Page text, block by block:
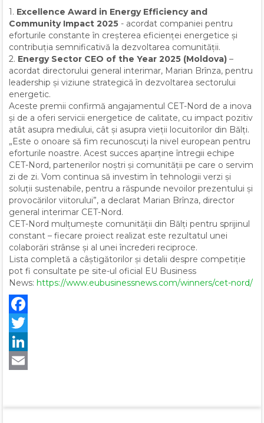
1. Excellence Award in Energy Efficiency and
Community Impact 2025 - acordat companiei pentru
eforturile constante în creșterea eficienței energetice și
contribuția semnificativă la dezvoltarea comunității.
2. Energy Sector CEO of the Year 2025 (Moldova) –
acordat directorului general interimar, Marian Brînza, pentru
leadership și viziune strategică în dezvoltarea sectorului
energetic.
Aceste premii confirmă angajamentul CET-Nord de a inova
și de a oferi servicii energetice de calitate, cu impact pozitiv
atât asupra mediului, cât și asupra vieții locuitorilor din Bălți.
„Este o onoare să fim recunoscuți la nivel european pentru
eforturile noastre. Acest succes aparține întregii echipe
CET-Nord, partenerilor noștri și comunității pe care o servim
zi de zi. Vom continua să investim în tehnologii verzi și
soluții sustenabile, pentru a răspunde nevoilor prezentului și
provocărilor viitorului”, a declarat Marian Brînza, director
general interimar CET-Nord.
CET-Nord mulțumește comunității din Bălți pentru sprijinul
constant – fiecare proiect realizat este rezultatul unei
colaborări strânse și al unei încrederi reciproce.
Lista completă a câștigătorilor și detalii despre competiție
pot fi consultate pe site-ul oficial EU Business
News: https://www.eubusinessnews.com/winners/cet-nord/